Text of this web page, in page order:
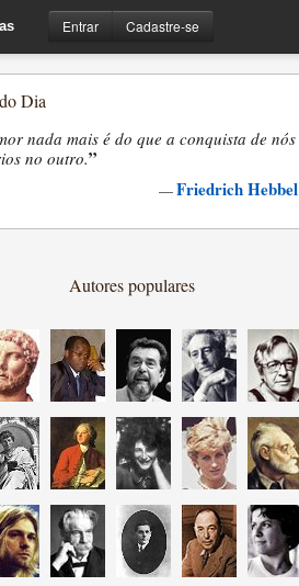
Entrar Cadastre-se
Dia
nada mais é do que a conquista de nós
no outro.”
—Friedrich Hebbel
Autores populares